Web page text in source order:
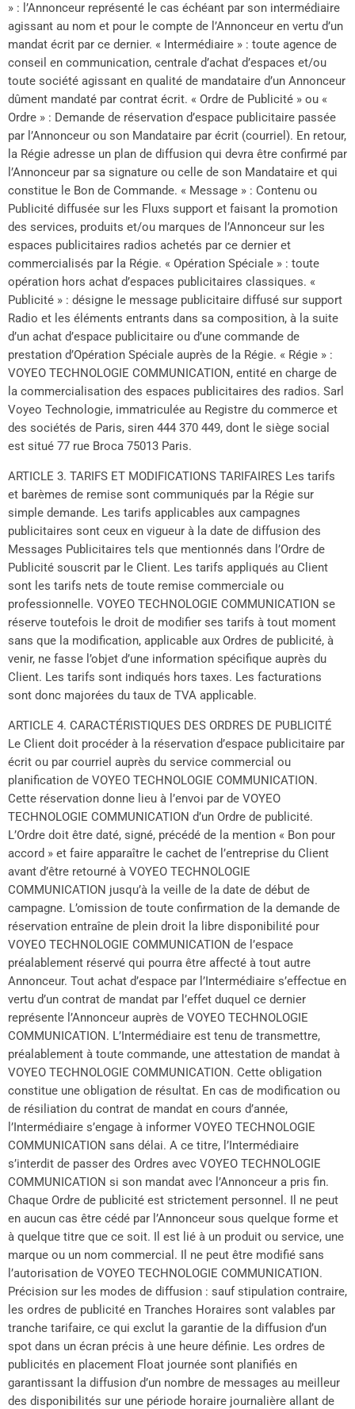
» : l’Annonceur représenté le cas échéant par son intermédiaire
agissant au nom et pour le compte de l’Annonceur en vertu d’un
mandat écrit par ce dernier. « Intermédiaire » : toute agence de
conseil en communication, centrale d’achat d’espaces et/ou
toute société agissant en qualité de mandataire d’un Annonceur
dûment mandaté par contrat écrit. « Ordre de Publicité » ou «
Ordre » : Demande de réservation d’espace publicitaire passée
par l’Annonceur ou son Mandataire par écrit (courriel). En retour,
la Régie adresse un plan de diffusion qui devra être confirmé par
l’Annonceur par sa signature ou celle de son Mandataire et qui
constitue le Bon de Commande. « Message » : Contenu ou
Publicité diffusée sur les Fluxs support et faisant la promotion
des services, produits et/ou marques de l’Annonceur sur les
espaces publicitaires radios achetés par ce dernier et
commercialisés par la Régie. « Opération Spéciale » : toute
opération hors achat d’espaces publicitaires classiques. «
Publicité » : désigne le message publicitaire diffusé sur support
Radio et les éléments entrants dans sa composition, à la suite
d’un achat d’espace publicitaire ou d’une commande de
prestation d’Opération Spéciale auprès de la Régie. « Régie » :
VOYEO TECHNOLOGIE COMMUNICATION, entité en charge de
la commercialisation des espaces publicitaires des radios. Sarl
Voyeo Technologie, immatriculée au Registre du commerce et
des sociétés de Paris, siren 444 370 449, dont le siège social
est situé 77 rue Broca 75013 Paris.
ARTICLE 3. TARIFS ET MODIFICATIONS TARIFAIRES Les tarifs
et barèmes de remise sont communiqués par la Régie sur
simple demande. Les tarifs applicables aux campagnes
publicitaires sont ceux en vigueur à la date de diffusion des
Messages Publicitaires tels que mentionnés dans l’Ordre de
Publicité souscrit par le Client. Les tarifs appliqués au Client
sont les tarifs nets de toute remise commerciale ou
professionnelle. VOYEO TECHNOLOGIE COMMUNICATION se
réserve toutefois le droit de modifier ses tarifs à tout moment
sans que la modification, applicable aux Ordres de publicité, à
venir, ne fasse l’objet d’une information spécifique auprès du
Client. Les tarifs sont indiqués hors taxes. Les facturations
sont donc majorées du taux de TVA applicable.
ARTICLE 4. CARACTÉRISTIQUES DES ORDRES DE PUBLICITÉ
Le Client doit procéder à la réservation d’espace publicitaire par
écrit ou par courriel auprès du service commercial ou
planification de VOYEO TECHNOLOGIE COMMUNICATION.
Cette réservation donne lieu à l’envoi par de VOYEO
TECHNOLOGIE COMMUNICATION d’un Ordre de publicité.
L’Ordre doit être daté, signé, précédé de la mention « Bon pour
accord » et faire apparaître le cachet de l’entreprise du Client
avant d’être retourné à VOYEO TECHNOLOGIE
COMMUNICATION jusqu’à la veille de la date de début de
campagne. L’omission de toute confirmation de la demande de
réservation entraîne de plein droit la libre disponibilité pour
VOYEO TECHNOLOGIE COMMUNICATION de l’espace
préalablement réservé qui pourra être affecté à tout autre
Annonceur. Tout achat d’espace par l’Intermédiaire s’effectue en
vertu d’un contrat de mandat par l’effet duquel ce dernier
représente l’Annonceur auprès de VOYEO TECHNOLOGIE
COMMUNICATION. L’Intermédiaire est tenu de transmettre,
préalablement à toute commande, une attestation de mandat à
VOYEO TECHNOLOGIE COMMUNICATION. Cette obligation
constitue une obligation de résultat. En cas de modification ou
de résiliation du contrat de mandat en cours d’année,
l’Intermédiaire s’engage à informer VOYEO TECHNOLOGIE
COMMUNICATION sans délai. A ce titre, l’Intermédiaire
s’interdit de passer des Ordres avec VOYEO TECHNOLOGIE
COMMUNICATION si son mandat avec l’Annonceur a pris fin.
Chaque Ordre de publicité est strictement personnel. Il ne peut
en aucun cas être cédé par l’Annonceur sous quelque forme et
à quelque titre que ce soit. Il est lié à un produit ou service, une
marque ou un nom commercial. Il ne peut être modifié sans
l’autorisation de VOYEO TECHNOLOGIE COMMUNICATION.
Précision sur les modes de diffusion : sauf stipulation contraire,
les ordres de publicité en Tranches Horaires sont valables par
tranche tarifaire, ce qui exclut la garantie de la diffusion d’un
spot dans un écran précis à une heure définie. Les ordres de
publicités en placement Float journée sont planifiés en
garantissant la diffusion d’un nombre de messages au meilleur
des disponibilités sur une période horaire journalière allant de